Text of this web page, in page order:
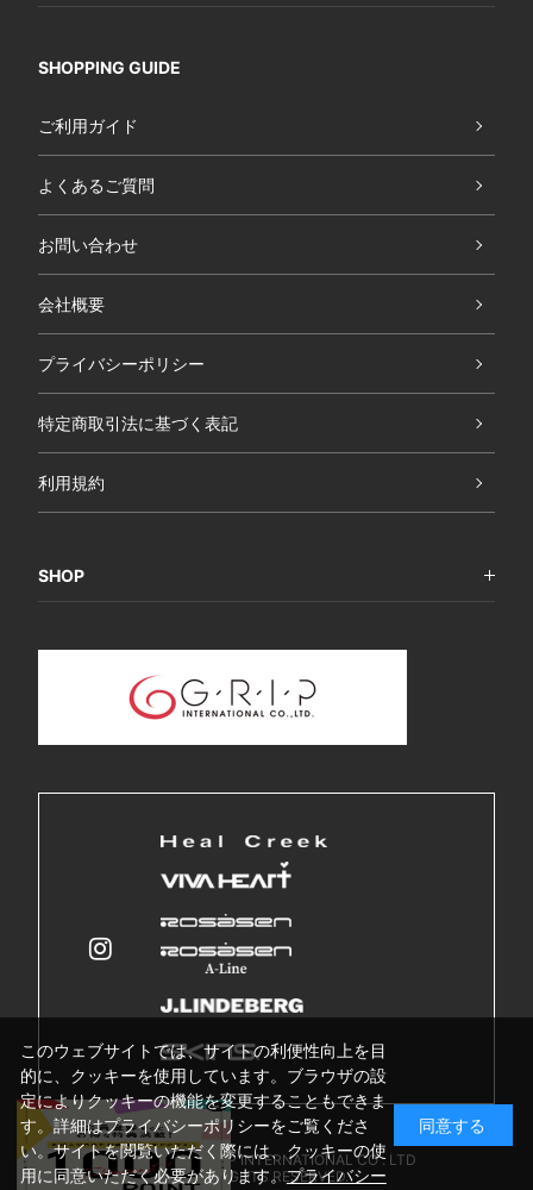
SHOPPING GUIDE
ご利用ガイド
よくあるご質問
お問い合わせ
会社概要
プライバシーポリシー
特定商取引法に基づく表記
利用規約
SHOP
Copyright © GRIP INTERNATIONAL CO . LTD
ALL RIGHTS RESERVED.
このウェブサイトでは、サイトの利便性向上を目
的に、クッキーを使用しています。ブラウザの設
定によりクッキーの機能を変更することもできま
す。詳細はプライバシーポリシーをご覧くださ
い。サイトを閲覧いただく際には、クッキーの使
用に同意いただく必要があります。プライバシー
同意する